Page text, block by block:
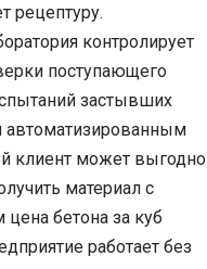
рецептуру.
контролирует
поступающего
застывших
автоматизированным
клиент может выгодно
материал с
бетона за куб
работает без